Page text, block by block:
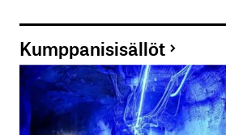
Kumppanisisällöt